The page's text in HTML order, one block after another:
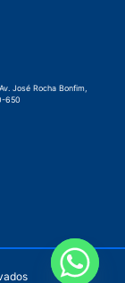
José Rocha Bonfim,
650